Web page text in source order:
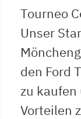
Tourneo
Unser
den Ford
zu kaufen
Vorteilen